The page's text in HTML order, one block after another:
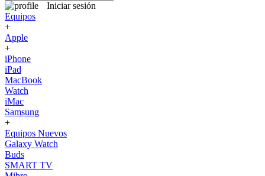
Iniciar sesión
Equipos
+
Apple
+
iPhone
iPad
MacBook
Watch
iMac
Samsung
+
Equipos Nuevos
Galaxy Watch
Buds
SMART TV